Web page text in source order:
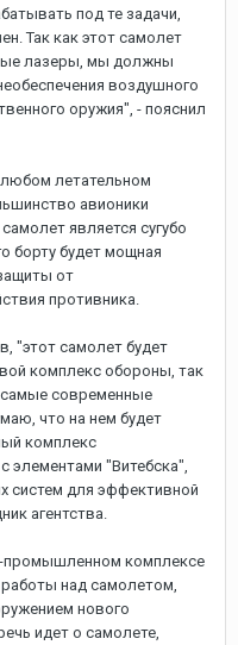
под те задачи,
Так как этот самолет
лазеры, мы должны
воздушного
оружия", - пояснил
летательном
авионики
является сугубо
борту будет мощная
от
противника.
"этот самолет будет
комплекс обороны, так
самые современные
что на нем будет
комплекс
элементами "Витебска",
систем для эффективной
агентства.
промышленном комплексе
над самолетом,
нового
идет о самолете,